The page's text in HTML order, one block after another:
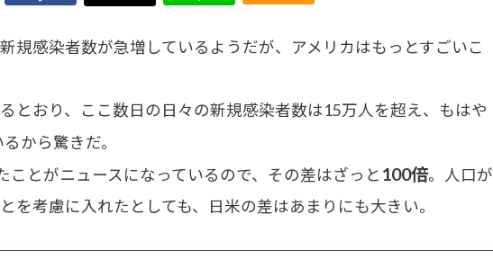
規感染者数が急増しているようだが、アメリカはもっとすごいこ
とおり、ここ数日の日々の新規感染者数は15万人を超え、もはや
から驚きだ。
ことがニュースになっているので、その差はざっと 100倍。人口が
を考慮に入れたとしても、日米の差はあまりにも大きい。